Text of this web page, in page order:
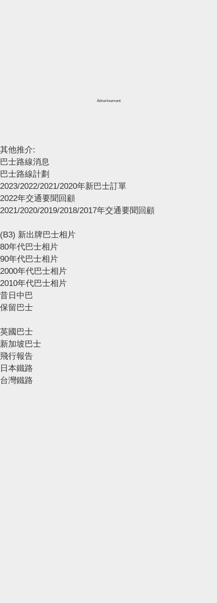
Advertisement
其他推介:
巴士路線消息
巴士路線計劃
2023/2022/2021/2020年新巴士訂單
2022年交通要聞回顧
2021/2020/2019/2018/2017年交通要聞回顧
(B3) 新出牌巴士相片
80年代巴士相片
90年代巴士相片
2000年代巴士相片
2010年代巴士相片
昔日中巴
保留巴士
英國巴士
新加坡巴士
飛行報告
日本鐵路
台灣鐵路